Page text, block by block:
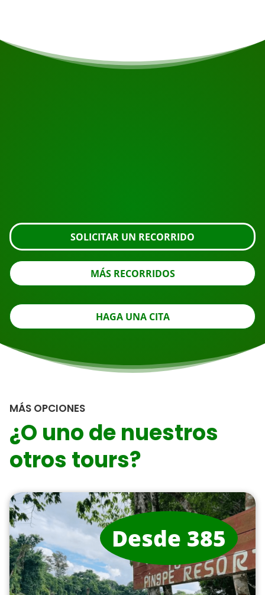
SOLICITAR UN RECORRIDO
MÁS RECORRIDOS
HAGA UNA CITA
MÁS OPCIONES
¿O uno de nuestros
otros tours?
Desde 385